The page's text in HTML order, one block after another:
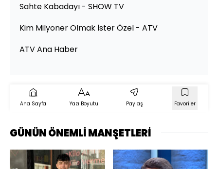
Sahte Kabadayı - SHOW TV
Kim Milyoner Olmak İster Özel - ATV
ATV Ana Haber
Ana Sayfa Yazı Boyutu Paylaş Favoriler
GÜNÜN ÖNEMLİ MANŞETLERİ